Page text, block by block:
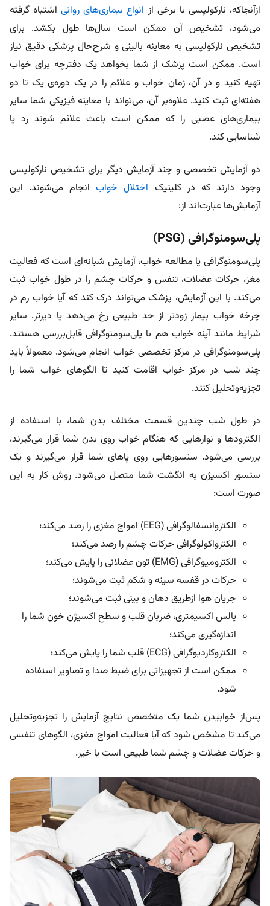
ازآنجاکه، نارکولپسی با برخی از انواع بیماری‌های روانیاشتباه گرفته
می‌شود، تشخیص آن ممکن است سال‌ها طول بکشد. برای
تشخیص نارکولپسی به معاینه بالینی و شرح‌حال پزشکی دقیق نیاز
است. ممکن است پزشک از شما بخواهد یک دفترچه برای خواب
تهیه کنید و در آن، زمان خواب و علائم را در یک دوره‌ی یک تا دو
هفته‌ای ثبت کنید. علاوه‌بر آن، می‌تواند با معاینه فیزیکی شما سایر
بیماری‌های عصبی را که ممکن است باعث علائم شوند رد یا
شناسایی کند.
دو آزمایش تخصصی و چند آزمایش دیگر برای تشخیص نارکولپسی
وجود دارند که در کلینیک اختلال خوابانجام می‌شوند. این
آزمایش‌ها عبارت‌اند از:
پلی‌سومنوگرافی (PSG)
پلی‌سومنوگرافی یا مطالعه خواب، آزمایش شبانه‌ای است که فعالیت
مغز، حرکات عضلات، تنفس و حرکات چشم را در طول خواب ثبت
می‌کند. با این آزمایش، پزشک می‌تواند درک کند که آیا خواب رم در
چرخه خواب بیمار زودتر از حد طبیعی رخ می‌دهد یا دیرتر. سایر
شرایط مانند آپنه خواب هم با پلی‌سومنوگرافی قابل‌بررسی هستند.
پلی‌سومنوگرافی در مرکز تخصصی خواب انجام می‌شود. معمولاً باید
چند شب در مرکز خواب اقامت کنید تا الگوهای خواب شما را
تجزیه‌وتحلیل کنند.
در طول شب چندین قسمت مختلف بدن شما، با استفاده از
الکترودها و نوارهایی که هنگام خواب روی بدن شما قرار می‌گیرند،
بررسی می‌شود. سنسورهایی روی پاهای شما قرار می‌گیرند و یک
سنسور اکسیژن به انگشت شما متصل می‌شود. روش کار به این
صورت است:
الکتروانسفالوگرافی (EEG) امواج مغزی را رصد می‌کند؛
الکترواکولوگرافی حرکات چشم را رصد می‌کند؛
الکترومیوگرافی (EMG) تون عضلانی را پایش می‌کند؛
حرکات در قفسه سینه و شکم ثبت می‌شوند؛
جریان هوا ازطریق دهان و بینی ثبت می‌شوند؛
پالس اکسیمتری، ضربان قلب و سطح اکسیژن خون شما را
اندازه‌گیری می‌کند؛
الکتروکاردیوگرافی (ECG) قلب شما را پایش می‌کند؛
ممکن است از تجهیزاتی برای ضبط صدا و تصاویر استفاده
شود.
پس‌از خوابیدن شما یک متخصص نتایج آزمایش را تجزیه‌وتحلیل
می‌کند تا مشخص شود که آیا فعالیت امواج مغزی، الگوهای تنفسی
و حرکات عضلات و چشم شما طبیعی است یا خیر.